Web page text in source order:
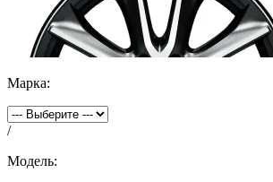
Марка:
/
Модель: